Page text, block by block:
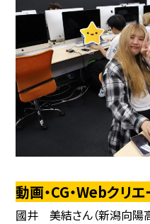
動画・CG・Webクリ
國井 美結さん（新潟向陽